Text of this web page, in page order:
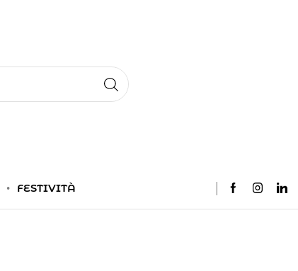
FESTIVITÀ